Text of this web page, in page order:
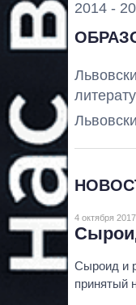
2014 -
4 октября
Сыроид и
принятый